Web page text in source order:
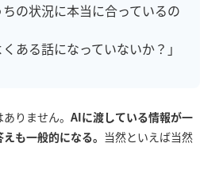
ちの状況に本当に合っているの
くある話になっていないか？」
りません。 AIに渡している情報が一
も一般的になる。 当然といえば当然